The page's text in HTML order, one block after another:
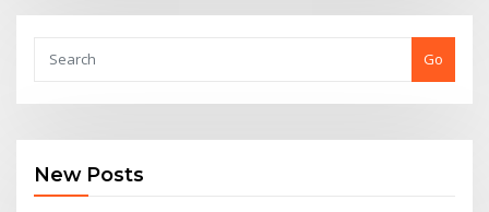
Go
New Posts